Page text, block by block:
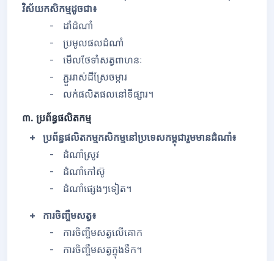
វិស័យកសិកម្មដូចជា៖
- ដាំដំណាំ
- ប្រមូលផលដំណាំ
- មើលថែទាំសត្វពាហនៈ
- ភ្ជួររាស់ដីស្រែចម្ការ
- លក់ផលិតផលនៅទីផ្សារ។
៣. ប្រព័ន្ធផលិតកម្ម
+ ប្រព័ន្ធផលិតកម្មកសិកម្មនៅប្រទេសកម្ពុជារួមមានដំណាំ៖
- ដំណាំស្រូវ
- ដំណាំកៅស៊ូ
- ដំណាំផ្សេងៗទៀត។
+ ការចិញ្ចឹមសត្វ៖
- ការចិញ្ចឹមសត្វលើគោក
- ការចិញ្ចឹមសត្វក្នុងទឹក។